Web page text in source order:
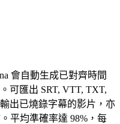
會自動生成已對齊時間
可匯出 SRT, VTT, TXT,
出已燒錄字幕的影片，亦
平均準確率達 98%，每